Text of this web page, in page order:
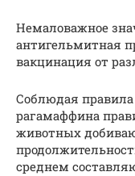
Немаловажное
антигельмитная
вакцинация от
Соблюдая правила
рагамаффина
животных
среднем